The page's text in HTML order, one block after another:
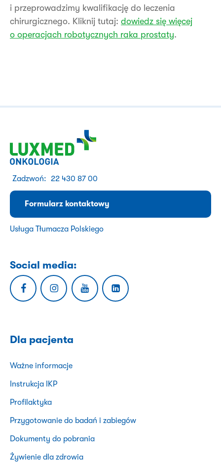
i przeprowadzimy kwalifikację do leczenia
chirurgicznego. Kliknij tutaj: dowiedz się więcej
o operacjach robotycznych raka prostaty.
Zadzwoń: 22 430 87 00
Formularz kontaktowy
Usługa Tłumacza Polskiego
Social media:
Dla pacjenta
Ważne informacje
Instrukcja IKP
Profilaktyka
Przygotowanie do badań i zabiegów
Dokumenty do pobrania
Żywienie dla zdrowia